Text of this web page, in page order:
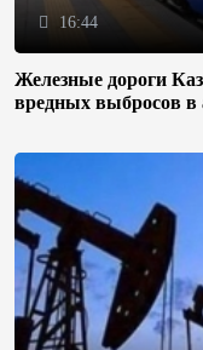
16:44
Железные дороги
вредных выбросов в